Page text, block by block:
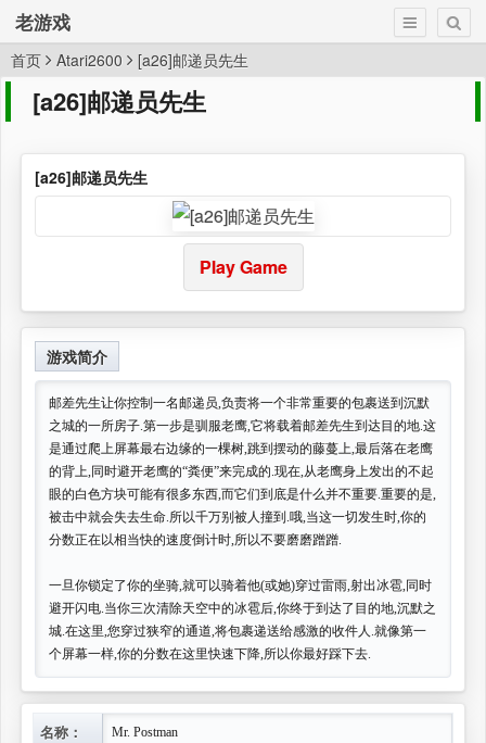
老游戏
首页 Atari2600 [a26]邮递员先生
[a26]邮递员先生
[a26]邮递员先生
Play Game
游戏简介
邮差先生让你控制一名邮递员,负责将一个非常重要的包裹送到沉默
之城的一所房子.第一步是驯服老鹰,它将载着邮差先生到达目的地.这
是通过爬上屏幕最右边缘的一棵树,跳到摆动的藤蔓上,最后落在老鹰
的背上,同时避开老鹰的“粪便”来完成的.现在,从老鹰身上发出的不起
眼的白色方块可能有很多东西,而它们到底是什么并不重要.重要的是,
被击中就会失去生命.所以千万别被人撞到.哦,当这一切发生时,你的
分数正在以相当快的速度倒计时,所以不要磨磨蹭蹭.
一旦你锁定了你的坐骑,就可以骑着他(或她)穿过雷雨,射出冰雹,同时
避开闪电.当你三次清除天空中的冰雹后,你终于到达了目的地,沉默之
城.在这里,您穿过狭窄的通道,将包裹递送给感激的收件人.就像第一
个屏幕一样,你的分数在这里快速下降,所以你最好踩下去.
名称： Mr. Postman